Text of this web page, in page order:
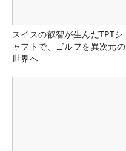
スイスの叡智が生んだTPTシ
ャフトで、ゴルフを異次元の
世界へ